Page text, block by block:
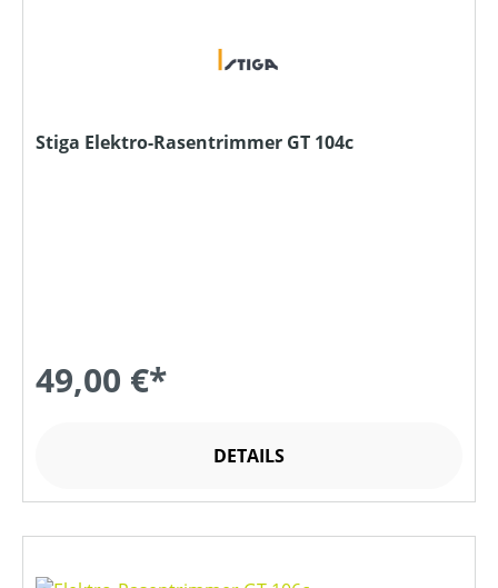
Stiga Elektro-Rasentrimmer GT 104c
49,00 €*
DETAILS